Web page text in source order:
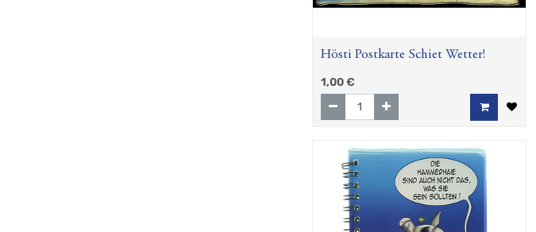
Hösti Postkarte Schiet Wetter!
1,00€